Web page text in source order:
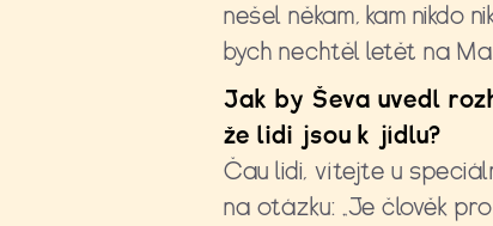
nešel někam, kam nikdo
bych nechtěl letět na
Jak by Ševa uvedl
že lidi jsou k jídlu?
Čau lidi, vítejte u
na otázku: „Je člověk